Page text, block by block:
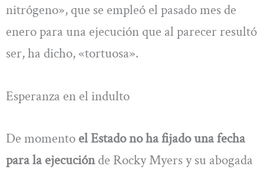
nitrógeno», que se empleó el pasado mes de
enero para una ejecución que al parecer resultó
ser, ha dicho, «tortuosa».
Esperanza en el indulto
De momento el Estado no ha fijado una fecha
para la ejecuciónde Rocky Myers y su abogada